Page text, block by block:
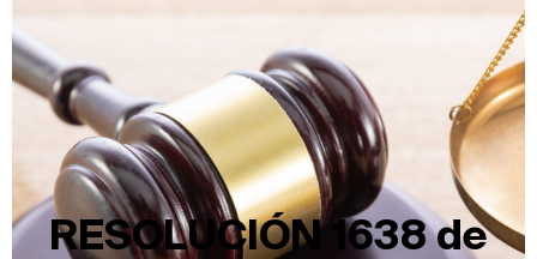
RESOLUCIÓN 1638 de